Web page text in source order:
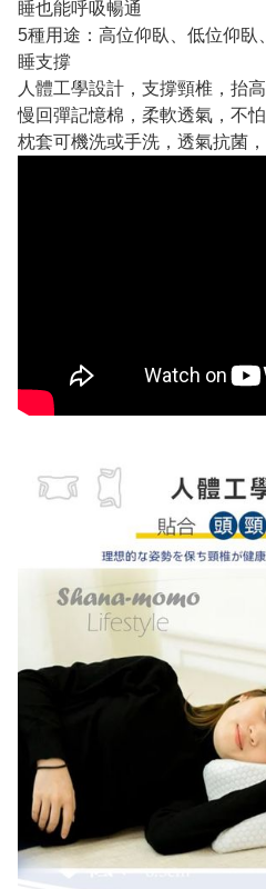
睡也能呼吸暢通
5種用途：高位仰臥、低位仰臥
睡支撐
人體工學設計，支撐頸椎，抬
慢回彈記憶棉，柔軟透氣，不
枕套可機洗或手洗，透氣抗菌